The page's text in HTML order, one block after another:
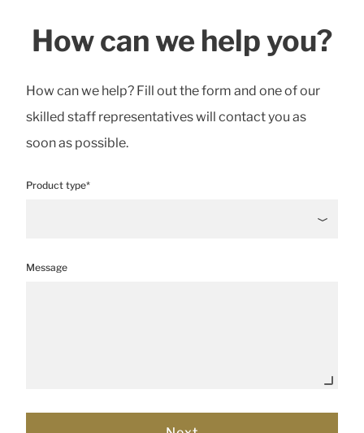
How can we help you?
How can we help? Fill out the form and one of our
skilled staff representatives will contact you as
soon as possible.
Product type*
Message